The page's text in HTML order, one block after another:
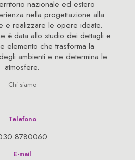
nazionale ed estero
nella progettazione alla
e realizzare le opere ideate.
è data allo studio dei dettagli e
elemento che trasforma la
ambienti e ne determina le
atmosfere.
Chi siamo
Telefono
E-mail